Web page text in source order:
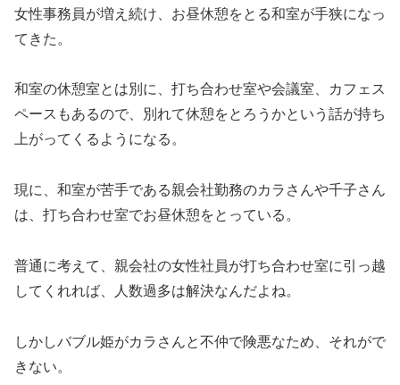
女性事務員が増え続け、お昼休憩をとる和室が手狭になっ
てきた。
和室の休憩室とは別に、打ち合わせ室や会議室、カフェス
ペースもあるので、別れて休憩をとろうかという話が持ち
上がってくるようになる。
現に、和室が苦手である親会社勤務のカラさんや千子さん
は、打ち合わせ室でお昼休憩をとっている。
普通に考えて、親会社の女性社員が打ち合わせ室に引っ越
してくれれば、人数過多は解決なんだよね。
しかしバブル姫がカラさんと不仲で険悪なため、それがで
きない。